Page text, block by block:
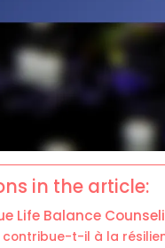
in the article:
Life Balance
contribue-t-il à la